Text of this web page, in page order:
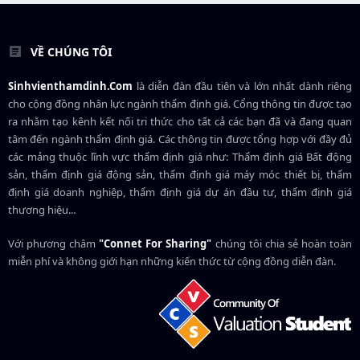
VỀ CHÚNG TÔI
Sinhvienthamdinh.Com là diễn đàn đầu tiên và lớn nhất dành riêng
cho cộng đồng nhân lực ngànhthẩm định giá. Cổng thông tin được tạo
ra nhằm tạo kênh kết nối tri thức cho tất cả các bạn đã và đang quan
tâm đến ngành thẩm định giá. Các thông tin được tổng hợp với đầy đủ
các mảng thuộc lĩnh vực thẩm định giá như: Thẩm định giá Bất động
sản, thẩm định giá động sản, thẩm định giá máy móc thiết bị, thẩm
định giá doanh nghiệp, thẩm định giá dự án đầu tư, thẩm định giá
thương hiệu...
Với phương châm"Connet For Sharing" chúng tôi chia sẻ hoàn toàn
miễn phí và không giới hạn những kiến thức từ cộng đồng diễn đàn.